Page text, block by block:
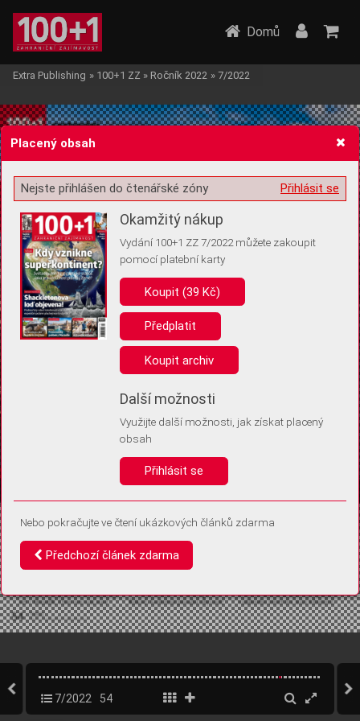
Žádost o souhlas s ukládáním volitelných informací
Pro základní fungování webu nepotřebujeme ukládat žádné informace
(tzv. cookies apod.). Rádi bychom vás ale požádali o souhlas s
uložením volitelných informací:
Anonymní unikátní ID
Díky němu příště poznáme, že se jedná o stejné zařízení, a
Identifikátor je zcela anonymní.
Vaše souhlasy a odmítnutí si ukládáme do vašeho zařízení, abychom se
vás už příště znovu neptali. Můžete je kdykoli později upravit ve Správě
Domů
Extra Publishing » 100+1 ZZ » Ročník 2022 » 7/2022
7/2022 54
Placený obsah
Přihlásit se
Nejste přihlášen do čtenářské zóny
Okamžitý nákup
Vydání 100+1 ZZ 7/2022 můžete zakoupit
pomocí platební karty
Koupit (39 Kč)
Předplatit
Koupit archiv
Další možnosti
Využijte další možnosti, jak získat placený
obsah
Přihlásit se
Nebo pokračujte ve čtení ukázkových článků zdarma
Předchozí článek zdarma